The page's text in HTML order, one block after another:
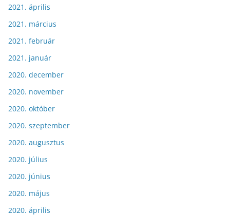
2021. április
2021. március
2021. február
2021. január
2020. december
2020. november
2020. október
2020. szeptember
2020. augusztus
2020. július
2020. június
2020. május
2020. április